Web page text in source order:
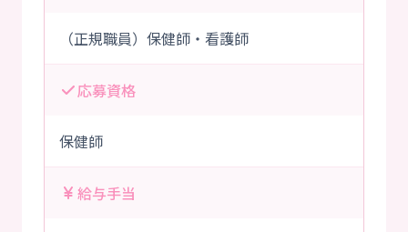
（正規職員）保健師・看護師
応募資格
保健師
給与手当